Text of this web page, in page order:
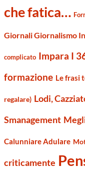
che fatica…
Giornali Giornalismo
complicato Impara I
formazione Le frasi
regalare) Lodi,
Smanagement
Calunniare Adulare
criticamente